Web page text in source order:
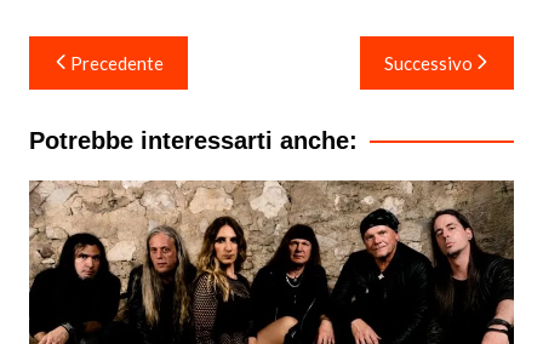
Navigazione
articoli
Precedente Successivo
Potrebbe interessarti anche: